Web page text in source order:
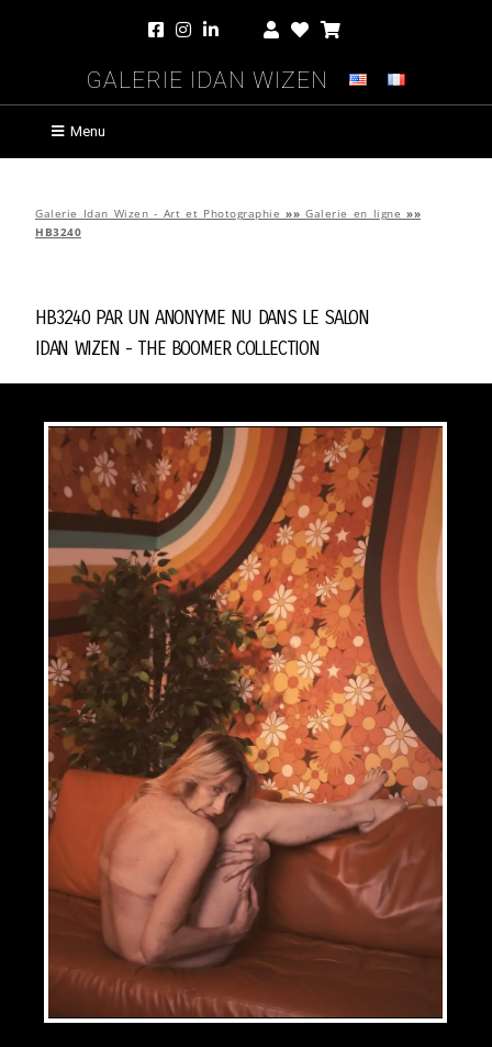
Galerie Idan Wizen
Menu
Galerie Idan Wizen - Art et Photographie »» Galerie en ligne »»
HB3240
HB3240 parUn Anonyme Nu Dans Le Salon
Idan Wizen - The Boomer Collection